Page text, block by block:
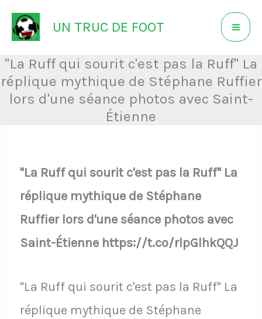
Aller
au
contenu
UN TRUC DE FOOT
"La Ruff qui sourit c'est pas la Ruff" La
réplique mythique de Stéphane Ruffier
lors d'une séance photos avec Saint-
Étienne
"La Ruff qui sourit c'est pas la Ruff" La
réplique mythique de Stéphane
Ruffier lors d'une séance photos avec
Saint-Étienne https://t.co/rlpGlhkQQJ
"La Ruff qui sourit c'est pas la Ruff" La
réplique mythique de Stéphane